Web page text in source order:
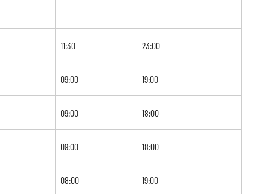
- -
11:30 23:00
09:00 19:00
09:00 18:00
09:00 18:00
08:00 19:00